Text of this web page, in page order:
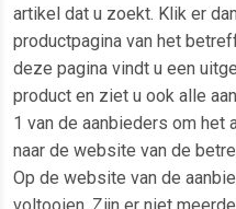
artikel dat u zoekt. Klik er
productpagina van het
deze pagina vindt u een
product en ziet u ook alle
1 van de aanbieders om het
naar de website van de
Op de website van de